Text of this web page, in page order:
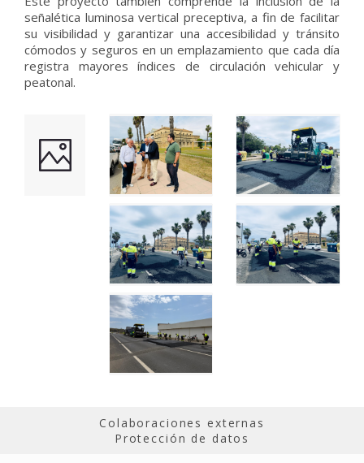
señalética luminosa vertical preceptiva, a fin de facilitar
su visibilidad y garantizar una accesibilidad y tránsito
cómodos y seguros en un emplazamiento que cada día
registra mayores índices de circulación vehicular y
peatonal.
Colaboraciones externas
Protección de datos